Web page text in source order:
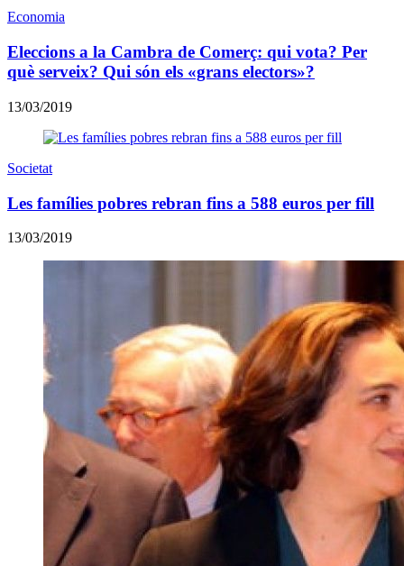
Economia
Eleccions a la Cambra de Comerç: qui vota? Per
què serveix? Qui són els «grans electors»?
13/03/2019
Societat
Les famílies pobres rebran fins a 588 euros per fill
13/03/2019